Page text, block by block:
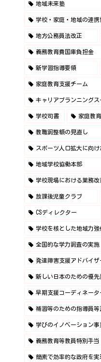
地域未来塾
学校・家庭・地域の連
地方公務員法改正
義務教育費国庫負担金
新学習指導要領
家庭教育支援チーム
キャリアプランニングス
学校司書 家庭教
教職調整額の見直し
スポーツ人口拡大に向
地域学校協働本部
学校現場における業務
放課後児童クラブ
CSディレクター
学校を核とした地域力強
全国的な学力調査の実施
発達障害支援アドバイザ
新しい日本のための優先
早期支援コーディネータ
補習等のための指導員等
学びのイノベーション事
義務教育等教員特別手当
簡素で効率的な政府を